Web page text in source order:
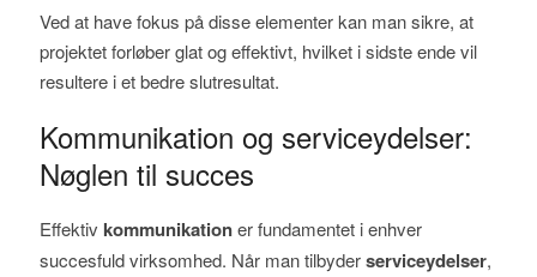
Ved at have fokus på disse elementer kan man sikre, at
projektet forløber glat og effektivt, hvilket i sidste ende vil
resultere i et bedre slutresultat.
Kommunikation og serviceydelser:
Nøglen til succes
Effektiv kommunikationer fundamentet i enhver
succesfuld virksomhed. Når man tilbyderserviceydelser,